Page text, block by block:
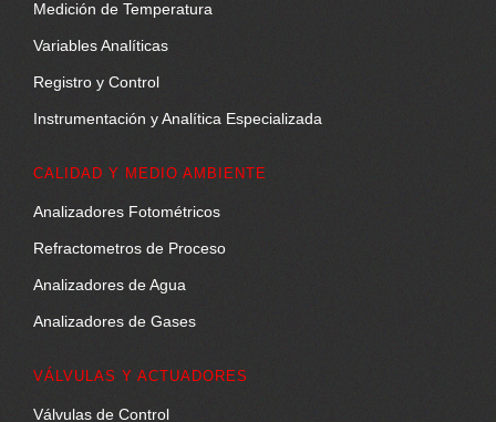
Medición de Temperatura
Variables Analíticas
Registro y Control
Instrumentación y Analítica Especializada
CALIDAD Y MEDIO AMBIENTE
Analizadores Fotométricos
Refractometros de Proceso
Analizadores de Agua
Analizadores de Gases
VÁLVULAS Y ACTUADORES
Válvulas de Control